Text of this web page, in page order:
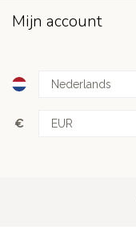
Mijn account
€